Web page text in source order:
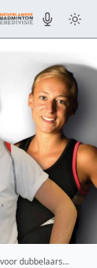
dubbelaars…